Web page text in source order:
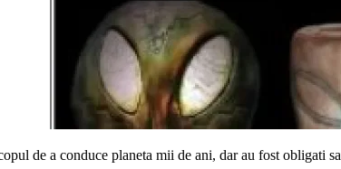
de a conduce planeta mii de ani, dar au fost obligati